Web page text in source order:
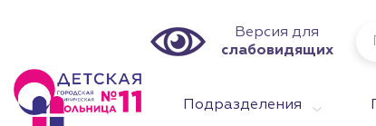
Версия для
слабовидящих
Подразделения